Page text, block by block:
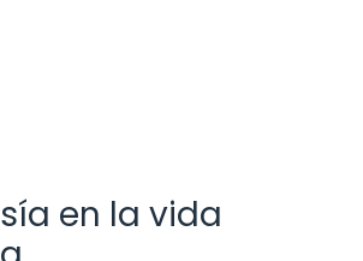
en la vida